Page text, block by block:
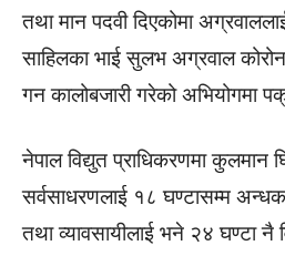
तथा मान पदवी दिएकोमा
साहिलका भाई सुलभ अग्रवाल
गन कालोबजारी गरेको अभियोगमा
नेपाल विद्युत प्राधिकरणमा
सर्वसाधरणलाई १८ घण्टासम्म
तथा व्यावसायीलाई भने २४ घण्टा नै